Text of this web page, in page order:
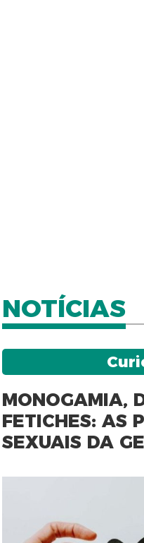
NOTÍCIAS
MONOGAMIA,
FETICHES: AS
SEXUAIS DA